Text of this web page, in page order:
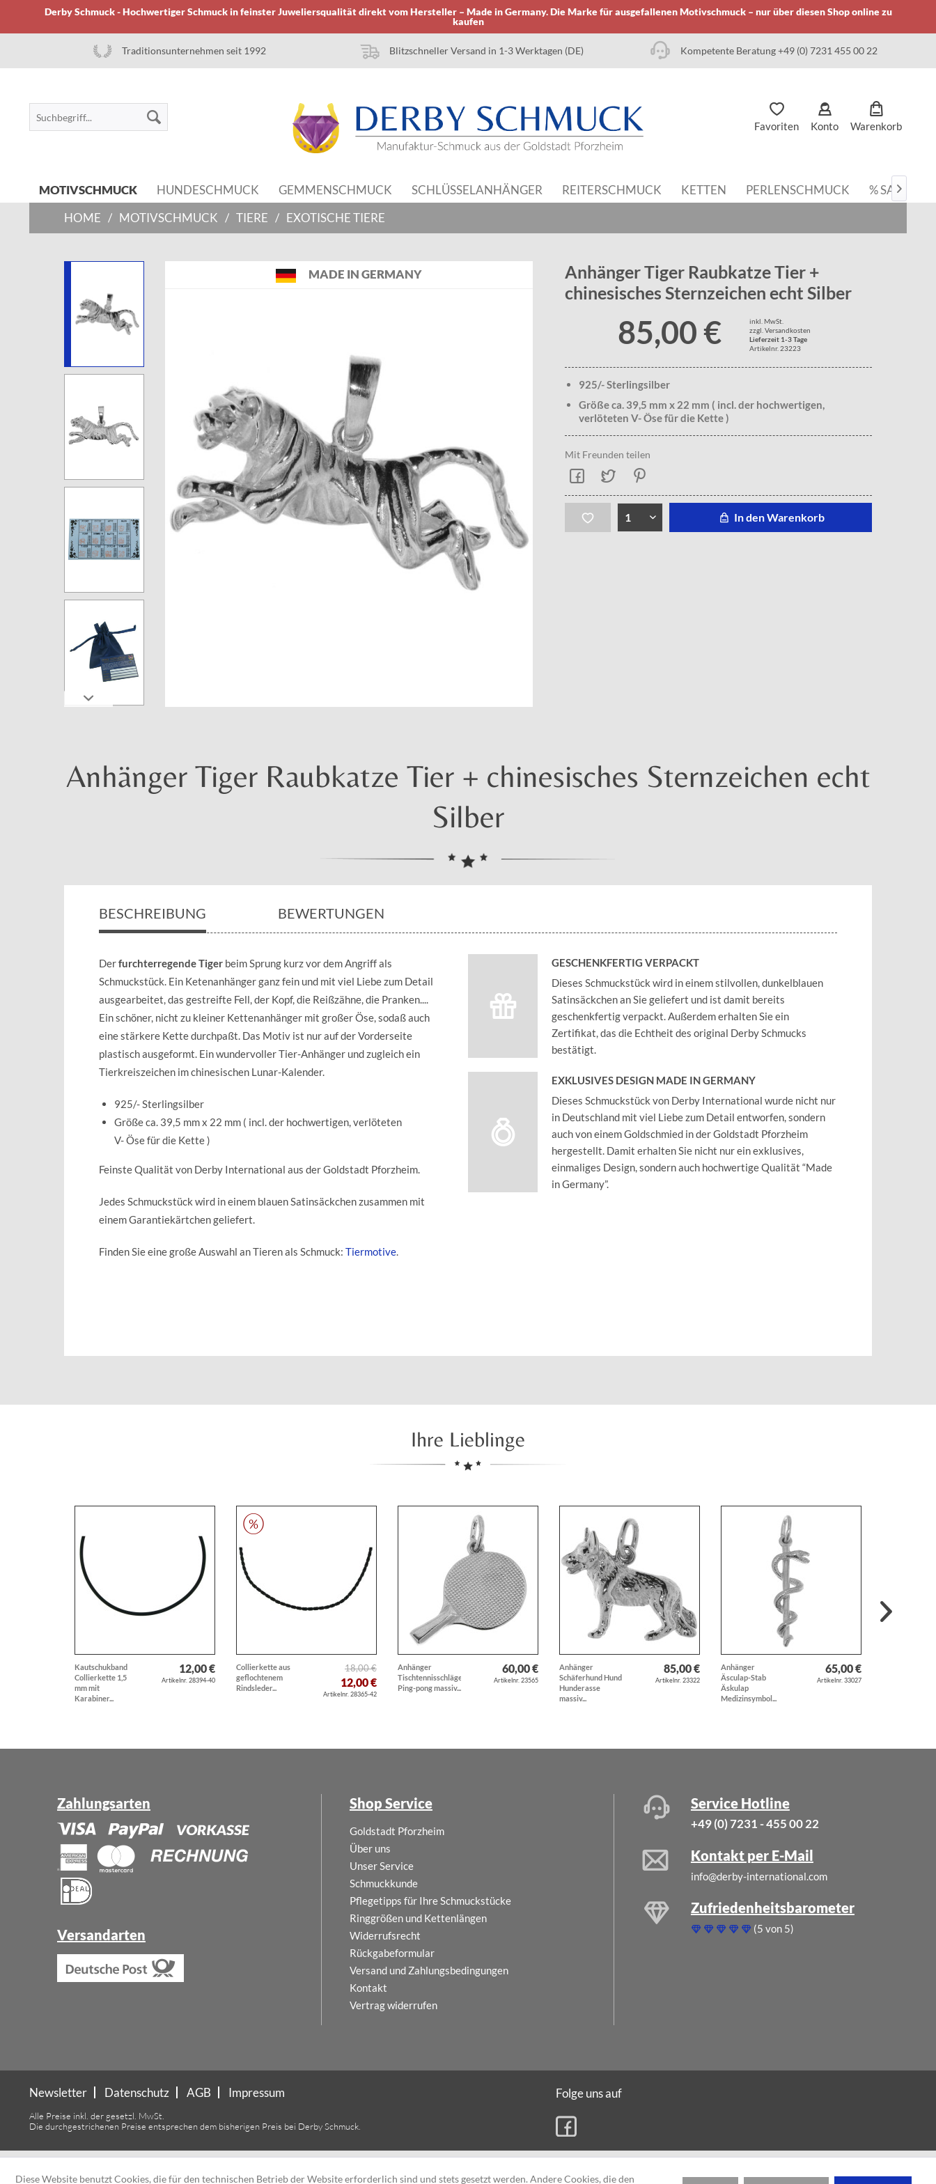
Derby Schmuck - Hochwertiger Schmuck in feinster Juweliersqualität direkt vom Hersteller – Made in Germany. Die Marke für ausgefallenen Motivschmuck – nur über diesen Shop online zu
kaufen
Traditionsunternehmen seit 1992 Blitzschneller Versand in 1-3 Werktagen (DE) Kompetente Beratung +49 (0) 7231 455 00 22
Favoriten Konto Warenkorb
MOTIVSCHMUCK HUNDESCHMUCK GEMMENSCHMUCK SCHLÜSSELANHÄNGER REITERSCHMUCK KETTEN PERLENSCHMUCK % SALE

HOME / MOTIVSCHMUCK / TIERE / EXOTISCHE TIERE
MADE IN GERMANY
Anhänger Tiger Raubkatze Tier +
chinesisches Sternzeichen echt Silber
85,00 €
inkl. MwSt.
zzgl. Versandkosten
Lieferzeit 1-3 Tage
Artikelnr. 23223
925/- Sterlingsilber
Größe ca. 39,5 mm x 22 mm ( incl. der hochwertigen,
verlöteten V- Öse für die Kette )
Mit Freunden teilen
In den Warenkorb
Anhänger Tiger Raubkatze Tier + chinesisches Sternzeichen echt
Silber
BESCHREIBUNG BEWERTUNGEN
Derfurchterregende Tiger beim Sprung kurz vor dem Angriff als
Schmuckstück. Ein Ketenanhänger ganz fein und mit viel Liebe zum Detail
ausgearbeitet, das gestreifte Fell, der Kopf, die Reißzähne, die Pranken....
Ein schöner, nicht zu kleiner Kettenanhänger mit großer Öse, sodaß auch
eine stärkere Kette durchpaßt. Das Motiv ist nur auf der Vorderseite
plastisch ausgeformt. Ein wundervoller Tier-Anhänger und zugleich ein
Tierkreiszeichen im chinesischen Lunar-Kalender.
925/- Sterlingsilber
Größe ca. 39,5 mm x 22 mm ( incl. der hochwertigen, verlöteten
V- Öse für die Kette )
Feinste Qualität von Derby International aus der Goldstadt Pforzheim.
Jedes Schmuckstück wird in einem blauen Satinsäckchen zusammen mit
einem Garantiekärtchen geliefert.
Finden Sie eine große Auswahl an Tieren als Schmuck: Tiermotive
GESCHENKFERTIG VERPACKT
Dieses Schmuckstück wird in einem stilvollen, dunkelblauen
Satinsäckchen an Sie geliefert und ist damit bereits
geschenkfertig verpackt. Außerdem erhalten Sie ein
Zertifikat, das die Echtheit des original Derby Schmucks
bestätigt.
EXKLUSIVES DESIGN MADE IN GERMANY
Dieses Schmuckstück von Derby International wurde nicht nur
in Deutschland mit viel Liebe zum Detail entworfen, sondern
auch von einem Goldschmied in der Goldstadt Pforzheim
hergestellt. Damit erhalten Sie nicht nur ein exklusives,
einmaliges Design, sondern auch hochwertige Qualität “Made
in Germany”.
Ihre Lieblinge
Kautschukband
Collierkette 1,5
mm mit
Karabiner...
12,00 €
Artikelnr. 28394-40
Collierkette aus
geflochtenem
Rindsleder...
18,00 €
12,00 €
Artikelnr. 28365-42
Anhänger
Tischtennisschläger
Ping-pong massiv...
60,00 €
Artikelnr. 23565
Anhänger
Schäferhund Hund
Hunderasse
massiv...
85,00 €
Artikelnr. 23322
Anhänger
Äsculap-Stab
Äskulap
Medizinsymbol...
65,00 €
Artikelnr. 33027
Zahlungsarten
Versandarten
Shop Service
Goldstadt Pforzheim
Über uns
Unser Service
Schmuckkunde
Pflegetipps für Ihre Schmuckstücke
Ringgrößen und Kettenlängen
Widerrufsrecht
Rückgabeformular
Versand und Zahlungsbedingungen
Kontakt
Vertrag widerrufen
Service Hotline
+49 (0) 7231 - 455 00 22
Kontakt per E-Mail
info@derby-international.com
Zufriedenheitsbarometer
(5 von 5)
Newsletter Datenschutz AGB Impressum
Alle Preise inkl. der gesetzl. MwSt.
Die durchgestrichenen Preise entsprechen dem bisherigen Preis bei Derby Schmuck.
Folge uns auf
Diese Website benutzt Cookies, die für den technischen Betrieb der Website erforderlich sind und stets gesetzt werden. Andere Cookies, die den